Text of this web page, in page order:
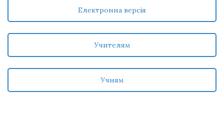
Електронна версія
Учителям
Учням